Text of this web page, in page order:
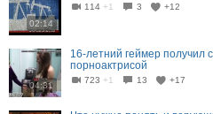
02:14
114 +1 3 +12
04:31
16-летний геймер получил
порноактрисой
723 +1 13 +17